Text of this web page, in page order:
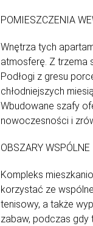
POMIESZCZENIA
Wnętrza tych
atmosferę. Z trzema
Podłogi z gresu
chłodniejszych
Wbudowane szafy
nowoczesności i
OBSZARY WSPÓLNE
Kompleks
korzystać ze
tenisowy, a także
zabaw, podczas gdy